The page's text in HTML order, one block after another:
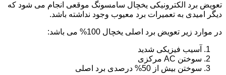
تعویض برد الکترونیکی یخچال سامسونگ موقعی انجام می شود که
دیگر امیدی به تعمیرات برد معیوب وجود نداشته باشد.
در موارد زیر تعویض برد اصلی یخچال 100% می باشد:
آسیب فیزیکی شدید
سوختن AC مرکزی
سوختن بیش از 50% درصدی برد اصلی